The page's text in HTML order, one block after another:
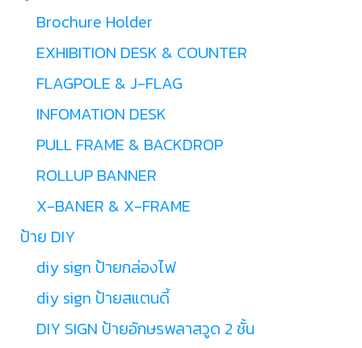
Brochure Holder
EXHIBITION DESK & COUNTER
FLAGPOLE & J-FLAG
INFOMATION DESK
PULL FRAME & BACKDROP
ROLLUP BANNER
X-BANER & X-FRAME
ป้าย DIY
diy sign ป้ายกล่องไฟ
diy sign ป้ายสแตนดี้
DIY SIGN ป้ายอักษรพลาสวูด 2 ชั้น